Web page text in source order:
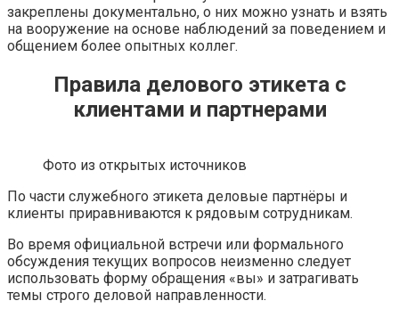
закреплены документально, о них можно узнать и взять
на вооружение на основе наблюдений за поведением и
общением более опытных коллег.
Правила делового этикета с
клиентами и партнерами
Фото из открытых источников
По части служебного этикета деловые партнёры и
клиенты приравниваются к рядовым сотрудникам.
Во время официальной встречи или формального
обсуждения текущих вопросов неизменно следует
использовать форму обращения «вы» и затрагивать
темы строго деловой направленности.